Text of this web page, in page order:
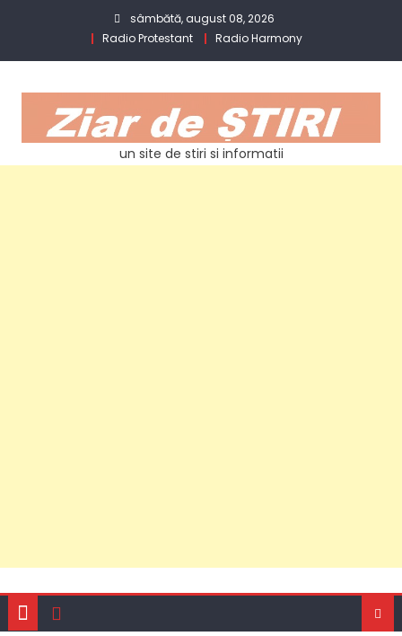
sâmbătă, august 08, 2026
Radio Protestant
Radio Harmony
un site de stiri si informatii